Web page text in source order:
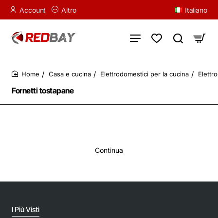
Account Altro Italiano
Fornetti tostapane
Casa e cucina Elettrodomestici per la cucina
Continua
I Più Visti